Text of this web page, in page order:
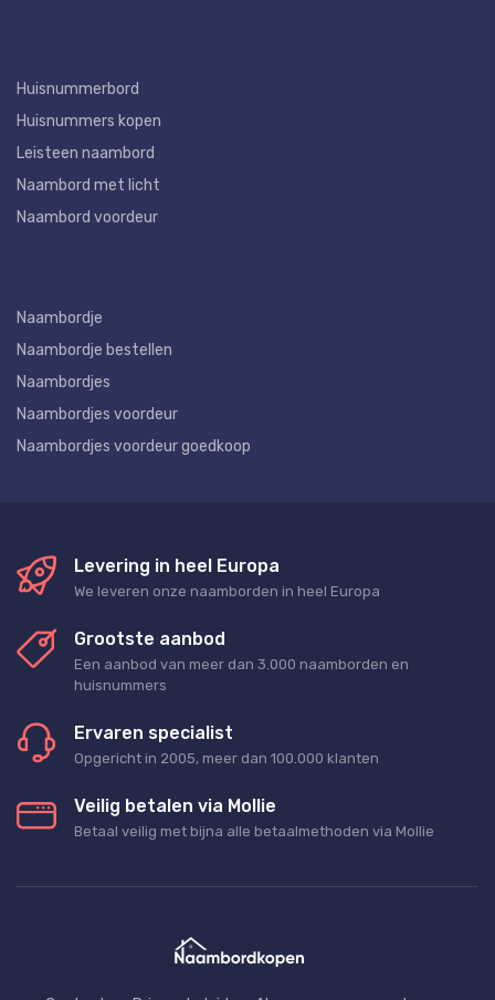
Huisnummerbord
Huisnummers kopen
Leisteen naambord
Naambord met licht
Naambord voordeur
Naambordje
Naambordje bestellen
Naambordjes
Naambordjes voordeur
Naambordjes voordeur goedkoop
Levering in heel Europa
We leveren onze naamborden in heel Europa
Grootste aanbod
Een aanbod van meer dan 3.000 naamborden en
huisnummers
Ervaren specialist
Opgericht in 2005, meer dan 100.000 klanten
Veilig betalen via Mollie
Betaal veilig met bijna alle betaalmethoden via Mollie